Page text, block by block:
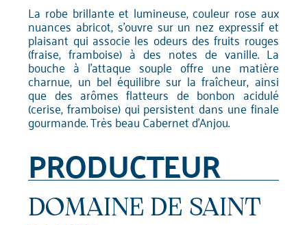
La robe brillante et lumineuse, couleur rose aux
nuances abricot, s'ouvre sur un nez expressif et
plaisant qui associe les odeurs des fruits rouges
(fraise, framboise) à des notes de vanille. La
bouche à l'attaque souple offre une matière
charnue, un bel équilibre sur la fraîcheur, ainsi
que des arômes flatteurs de bonbon acidulé
(cerise, framboise) qui persistent dans une finale
gourmande. Très beau Cabernet d'Anjou.
PRODUCTEUR
DOMAINE DE SAINT